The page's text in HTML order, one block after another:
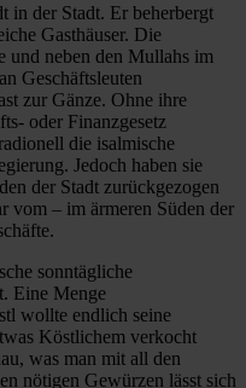
in der Stadt. Er beherbergt
Gasthäuser. Die
und neben den Mullahs im
Geschäftsleuten
zur Gänze. Ohne ihre
oder Finanzgesetz
die isalmische
Jedoch haben sie
der Stadt zurückgezogen
vom – im ärmeren Süden der
sonntägliche
Eine Menge
wollte endlich seine
Köstlichem verkocht
was man mit all den
nötigen Gewürzen lässt sich